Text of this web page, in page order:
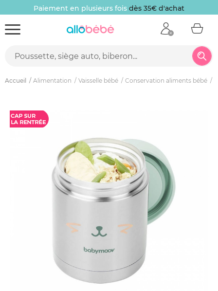
Paiement en plusieurs fois dès 35€ d'achat
Accueil Alimentation Vaisselle bébé Conservation aliments bébé